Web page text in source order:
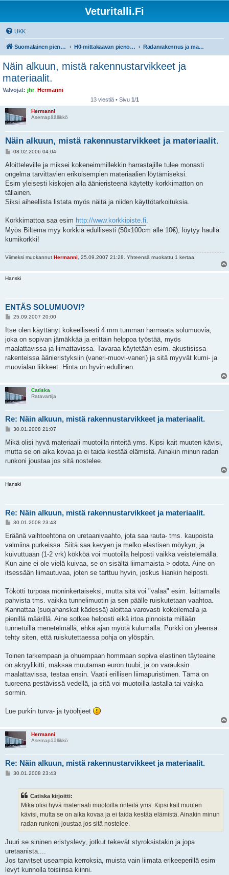
Veturitalli.Fi
UKK
Suomalainen pienoisrautatiefoorumi H0-mittakaavan pienoisrautatiet Radanrakennus ja maisemointi
Näin alkuun, mistä rakennustarvikkeet ja
materiaalit.
Valvojat: jhr, Hermanni
13 viestiä • Sivu 1/1
Hermanni
Asemapäällikkö
Näin alkuun, mistä rakennustarvikkeet ja materiaalit.
V
e
t
i
08.02.2006 04:04
Aloitteleville ja miksei kokeneimmillekkin harrastajille tulee monasti
ongelma tarvittavien erikoisempien materiaalien löytämiseksi.
Esim yleisesti kiskojen alla äänieristeenä käytetty korkkimatton on
tällainen.
Siksi aiheellista listata myös näitä ja niiden käyttötarkoituksia.
Korkkimattoa saa esim http://www.korkkipiste.fi
Myös Biltema myy korkkia edullisesti (50x100cm alle 10€), löytyy haulla
kumikorkki!
Viimeksi muokannut Hermanni , 25.09.2007 21:28. Yhteensä muokattu 1 kertaa.
Hanski
ENTÄS SOLUMUOVI?
V
e
t
i
25.09.2007 20:00
Itse olen käyttänyt kokeellisesti 4 mm tumman harmaata solumuovia,
joka on sopivan jämäkkää ja erittäin helppoa työstää, myös
maalattavissa ja liimattavissa. Tavaraa käytetään esim. akustisissa
rakenteissa äänieristyksiin (vaneri-muovi-vaneri) ja sitä myyvät kumi- ja
muovialan liikkeet. Hinta on hyvin edullinen.
Catiska
Ratavartija
Re: Näin alkuun, mistä rakennustarvikkeet ja materiaalit.
V
e
t
i
30.01.2008 21:07
Mikä olisi hyvä materiaali muotoilla rinteitä yms. Kipsi kait muuten kävisi,
mutta se on aika kovaa ja ei taida kestää elämistä. Ainakin minun radan
runkoni joustaa jos sitä nostelee.
Hanski
Re: Näin alkuun, mistä rakennustarvikkeet ja materiaalit.
V
e
t
i
30.01.2008 23:43
Eräänä vaihtoehtona on uretaanivaahto, jota saa rauta- tms. kaupoista
valmiina purkeissa. Siitä saa kevyen ja melko elastisen möykyn, ja
kuivuttuaan (1-2 vrk) kökköä voi muotoilla helposti vaikka veistelemällä.
Kun aine ei ole vielä kuivaa, se on sisältä liimamaista > odota. Aine on
itsessään liimautuvaa, joten se tarttuu hyvin, joskus liiankin helposti.
Tökötti turpoaa moninkertaiseksi, mutta sitä voi "valaa" esim. laittamalla
pahvista tms. vaikka tunnelimuotin ja sen päälle ruiskutetaan vaahtoa.
Kannattaa (suojahanskat kädessä) aloittaa varovasti kokeilemalla ja
pienillä määrillä. Aine sotkee helposti eikä irtoa pinnoista millään
tunnetuilla menetelmällä, ehkä ajan myötä kulumalla. Purkki on yleensä
tehty siten, että ruiskutettaessa pohja on ylöspäin.
Toinen tarkempaan ja ohuempaan hommaan sopiva elastinen täyteaine
on akryylikitti, maksaa muutaman euron tuubi, ja on varauksin
maalattavissa, testaa ensin. Vaatii erillisen liimapuristimen. Tämä on
tuoreena pestävissä vedellä, ja sitä voi muotoilla lastalla tai vaikka
sormin.
Lue purkin turva- ja työohjeet
Hermanni
Asemapäällikkö
Re: Näin alkuun, mistä rakennustarvikkeet ja materiaalit.
V30.01.2008 23:43
Catiska kirjoitti:
Mikä olisi hyvä materiaali muotoilla rinteitä yms. Kipsi kait muuten
kävisi, mutta se on aika kovaa ja ei taida kestää elämistä. Ainakin minun
radan runkoni joustaa jos sitä nostelee.
Juuri se sininen eristyslevy, jotkut tekevät styroksistakin ja jopa
uretaanista....
Jos tarvitset useampia kerroksia, muista vain liimata erikeeperillä esim
levyt kunnolla toisiinsa kiinni.